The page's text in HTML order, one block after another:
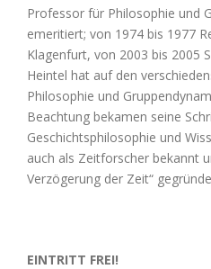
Professor für Philosophie und
emeritiert; von 1974 bis 1977
Klagenfurt, von 2003 bis 2005
Heintel hat auf den
Philosophie und
Beachtung bekamen seine
Geschichtsphilosophie und
auch als Zeitforscher bekannt
Verzögerung der Zeit“
EINTRITT FREI!